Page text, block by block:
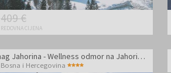
409 €
REDOVNA CIJENA
Hotel Termag Jahorina - Wellness odmor na Jahorini udvoje
Bosna i Hercegovina